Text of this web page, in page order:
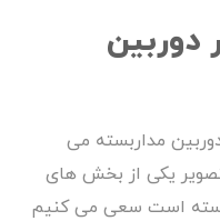
دوربین
مداربسته می
تصویر یکی از بخش های
است سعی می کنیم